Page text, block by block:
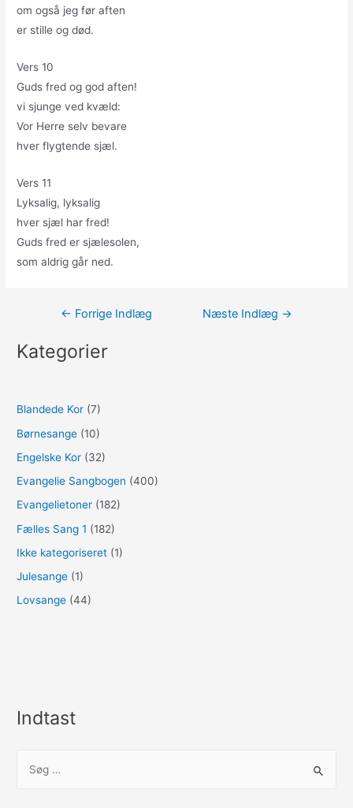
om også jeg før aften
er stille og død.
Vers 10
Guds fred og god aften!
vi sjunge ved kvæld:
Vor Herre selv bevare
hver flygtende sjæl.
Vers 11
Lyksalig, lyksalig
hver sjæl har fred!
Guds fred er sjælesolen,
som aldrig går ned.
Indlægsnavigation
← Forrige Indlæg Næste Indlæg →
Kategorier
Blandede Kor (7)
Børnesange (10)
Engelske Kor (32)
Evangelie Sangbogen (400)
Evangelietoner (182)
Fælles Sang 1 (182)
Ikke kategoriseret (1)
Julesange (1)
Lovsange (44)
Indtast